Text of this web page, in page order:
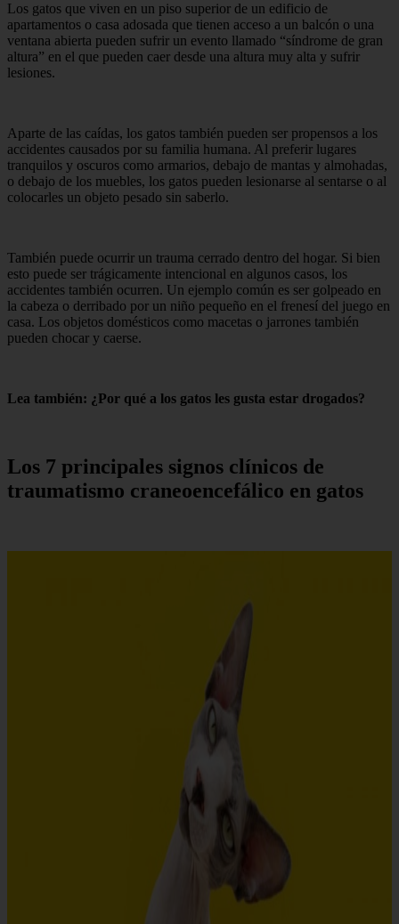
Los gatos que viven en un piso superior de un edificio de
apartamentos o casa adosada que tienen acceso a un balcón o una
ventana abierta pueden sufrir un evento llamado “síndrome de gran
altura” en el que pueden caer desde una altura muy alta y sufrir
lesiones.
Aparte de las caídas, los gatos también pueden ser propensos a los
accidentes causados ​​por su familia humana. Al preferir lugares
tranquilos y oscuros como armarios, debajo de mantas y almohadas,
o debajo de los muebles, los gatos pueden lesionarse al sentarse o al
colocarles un objeto pesado sin saberlo.
También puede ocurrir un trauma cerrado dentro del hogar. Si bien
esto puede ser trágicamente intencional en algunos casos, los
accidentes también ocurren. Un ejemplo común es ser golpeado en
la cabeza o derribado por un niño pequeño en el frenesí del juego en
casa. Los objetos domésticos como macetas o jarrones también
pueden chocar y caerse.
Lea también: ¿Por qué a los gatos les gusta estar drogados?
Los 7 principales signos clínicos de
traumatismo craneoencefálico en gatos